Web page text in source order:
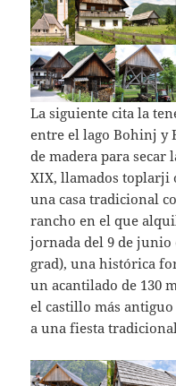
La siguiente cita la
entre el lago Bohinj y
de madera para
XIX, llamados toplarji
una casa tradicional
rancho en el que
jornada del 9 de
grad), una histórica
un acantilado de 130
el castillo más
a una fiesta